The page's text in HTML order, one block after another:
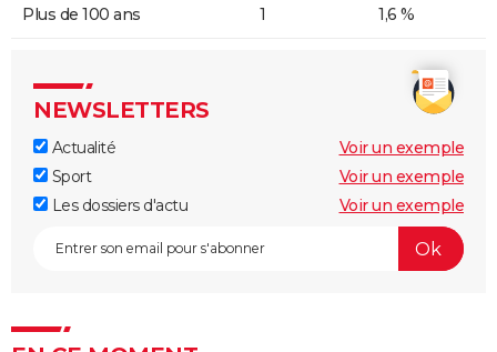
Plus de 100 ans 1 1,6 %
NEWSLETTERS
Actualité
Voir un exemple
Sport
Voir un exemple
Les dossiers d'actu
Voir un exemple